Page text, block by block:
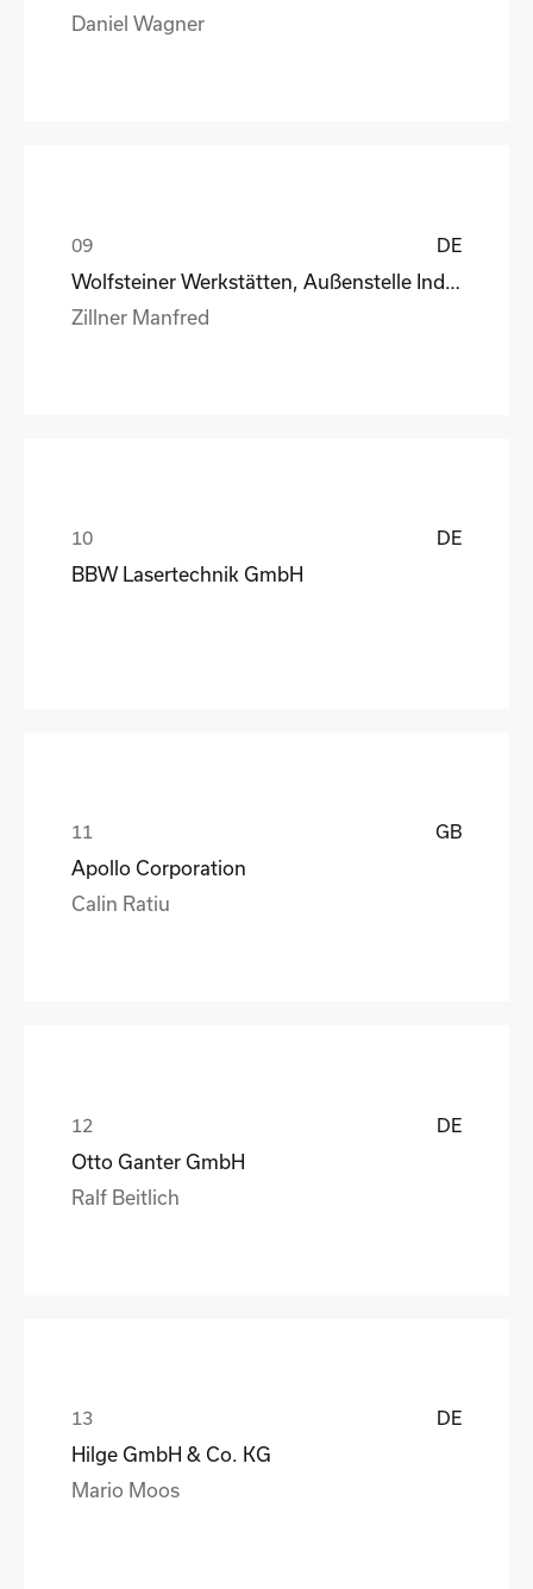
Daniel Wagner
DE
Zillner Manfred
DE
BBW Lasertechnik GmbH
GB
Apollo Corporation
Calin Ratiu
DE
Otto Ganter GmbH
Ralf Beitlich
DE
Hilge GmbH & Co. KG
Mario Moos